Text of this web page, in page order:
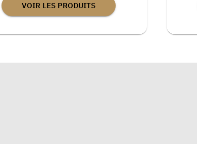
VOIR LES PRODUITS